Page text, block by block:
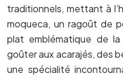
traditionnels, mettant à
moqueca, un ragoût de
plat emblématique de
goûter aux acarajés, des
une spécialité